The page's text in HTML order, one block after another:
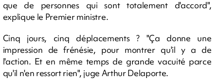
que de personnes qui sont totalement d'accord",
explique le Premier ministre.
Cinq jours, cinq déplacements ? "Ça donne une
impression de frénésie, pour montrer qu'il y a de
l'action. Et en même temps de grande vacuité parce
qu'il n'en ressort rien", juge Arthur Delaporte.